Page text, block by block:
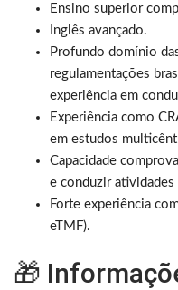
Ensino superior
Inglês avançado.
Profundo domínio
regulamentações
experiência em
Experiência como
em estudos
Capacidade
e conduzir
Forte experiência
eTMF).
🎁